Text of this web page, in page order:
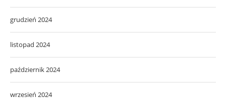
grudzień 2024
listopad 2024
październik 2024
wrzesień 2024